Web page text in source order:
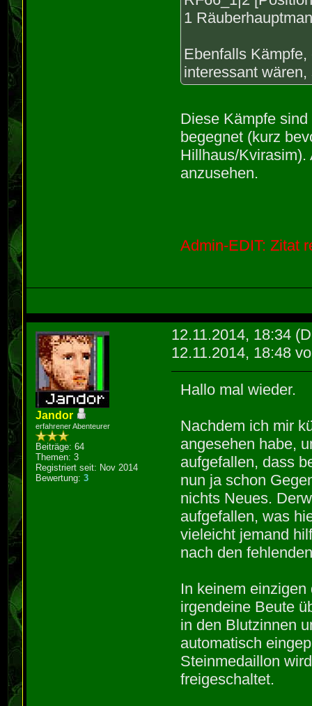
1
Ebenfalls
interessant
Diese Kämpfe
begegnet (kurz
Hillhaus/
anzusehen.
Admin-EDIT: Zitat
Jandor
erfahrener Abenteurer
Beiträge: 64
Themen: 3
Registriert seit: Nov 2014
Bewertung:3
12.11.2014, 18:34
12.11.2014, 18:48
Hallo mal wieder.
Nachdem ich mir
angesehen habe,
aufgefallen, dass
nun ja schon
nichts Neues.
aufgefallen, was
vieleicht jemand
nach den
In keinem
irgendeine Beute
in den Blutzinnen
automatisch
Steinmedaillon
freigeschaltet.